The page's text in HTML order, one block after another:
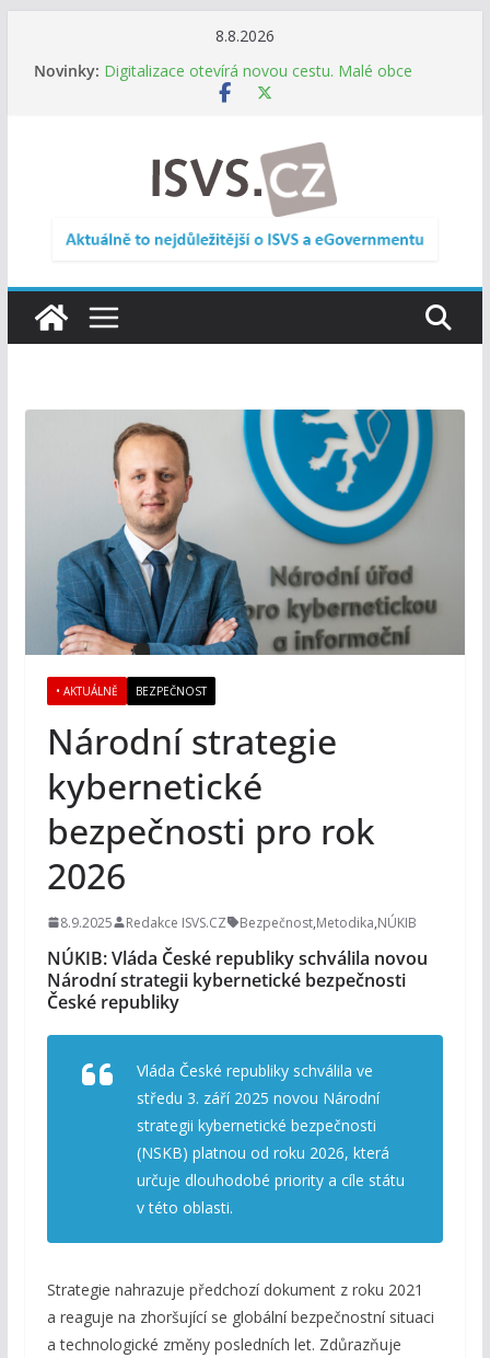
8.8.2026
Novinky: Digitalizace otevírá novou cestu. Malé obce
nemusí zanikat, mohou více spolupracovat
DIA: Informační systém dlouhodobého řízení
(ISDŘ) je od července v plném provozu
RVIS – Výbor pro architekturu a řízení ICT
zveřejnil materiály z nového jednání
Informace o obcích vždy po ruce. SMS ČR spouští
• AKTUÁLNĚ BEZPEČNOST
Národní strategie
kybernetické
bezpečnosti pro rok
2026
8.9.2025 Redakce ISVS.CZ Bezpečnost,Metodika,NÚKIB
NÚKIB: Vláda České republiky schválila novou
Národní strategii kybernetické bezpečnosti
České republiky
Vláda České republiky schválila ve
středu 3. září 2025 novou Národní
strategii kybernetické bezpečnosti
(NSKB) platnou od roku 2026, která
určuje dlouhodobé priority a cíle státu
v této oblasti.
Strategie nahrazuje předchozí dokument z roku 2021
a reaguje na zhoršující se globální bezpečnostní situaci
a technologické změny posledních let. Zdůrazňuje